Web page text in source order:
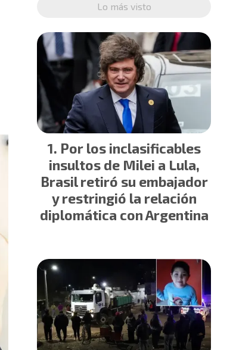
Lo más visto
Por los inclasificables
insultos de Milei a Lula,
Brasil retiró su embajador
y restringió la relación
diplomática con Argentina